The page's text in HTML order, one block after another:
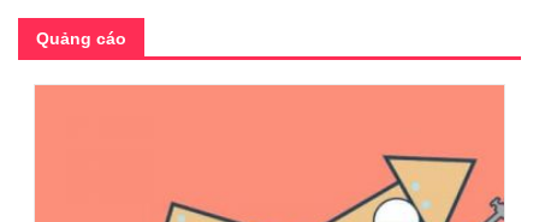
Quảng cáo